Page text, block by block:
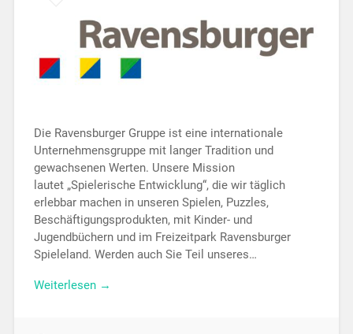
Die Ravensburger Gruppe ist eine internationale
Unternehmensgruppe mit langer Tradition und
gewachsenen Werten. Unsere Mission
lautet „Spielerische Entwicklung“, die wir täglich
erlebbar machen in unseren Spielen, Puzzles,
Beschäftigungsprodukten, mit Kinder- und
Jugendbüchern und im Freizeitpark Ravensburger
Spieleland. Werden auch Sie Teil unseres…
Weiterlesen →